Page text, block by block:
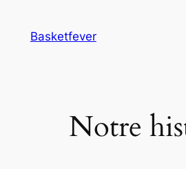
Basketfever
Notre